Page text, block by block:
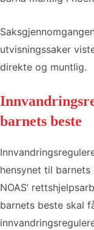
utvisningssaker
direkte og muntlig.
barnets beste
hensynet til
NOAS’
barnets beste skal